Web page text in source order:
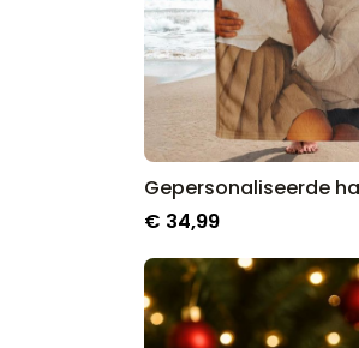
€ 34,99